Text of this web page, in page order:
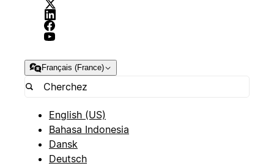
Français (France)
English (US)
Bahasa Indonesia
Dansk
Deutsch